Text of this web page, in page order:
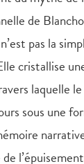
de
pas la
cristallise
laquelle
sous une